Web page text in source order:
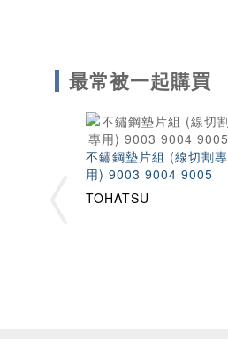
最常被一起購買
不鏽鋼墊片組 (線切割專
用) 9003 9004 9005
TOHATSU